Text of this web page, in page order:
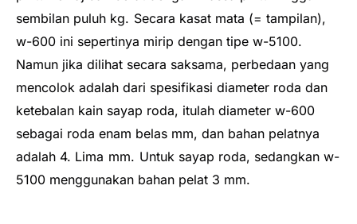
sembilan puluh kg. Secara kasat mata (= tampilan),
w-600 ini sepertinya mirip dengan tipe w-5100.
Namun jika dilihat secara saksama, perbedaan yang
mencolok adalah dari spesifikasi diameter roda dan
ketebalan kain sayap roda, itulah diameter w-600
sebagai roda enam belas mm, dan bahan pelatnya
adalah 4. Lima mm. Untuk sayap roda, sedangkan w-
5100 menggunakan bahan pelat 3 mm.